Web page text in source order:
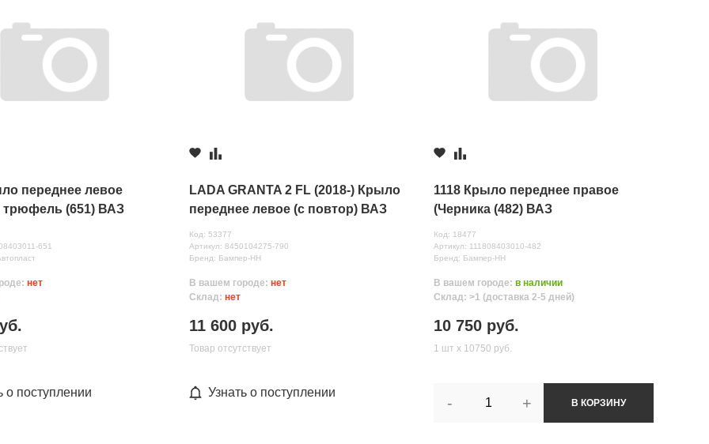
переднее левое
(651) ВАЗ
651
нет
о поступлении
LADA GRANTA 2 FL (2018-) Крыло
переднее левое (с повтор) ВАЗ
Код: 53377
Артикул: 8450104275-790
Бренд: Бампер-НН
В вашем городе: нет
Склад: нет
11 600 руб.
Товар отсутствует
Узнать о поступлении
1118 Крыло переднее правое
(Черника (482) ВАЗ
Код: 18477
Артикул: 111808403010-482
Бренд: Бампер-НН
В вашем городе: в наличии
Склад: >1 (доставка 2-5 дней)
10 750 руб.
1 шт х 10750 руб.
- + В КОРЗИНУ